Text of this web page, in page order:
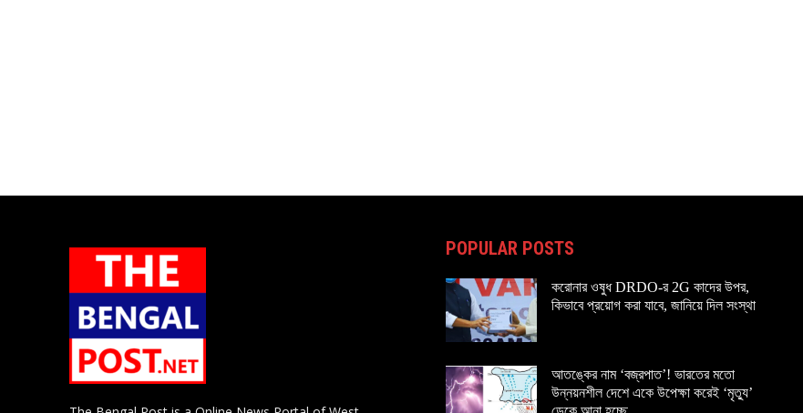
POPULAR POSTS
করোনার ওষুধ DRDO-র 2G কাদের উপর,
কিভাবে প্রয়োগ করা যাবে, জানিয়ে দিল সংস্থা
আতঙ্কের নাম ‘বজ্রপাত’! ভারতের মতো
উন্নয়নশীল দেশে একে উপেক্ষা করেই ‘মৃত্যু’